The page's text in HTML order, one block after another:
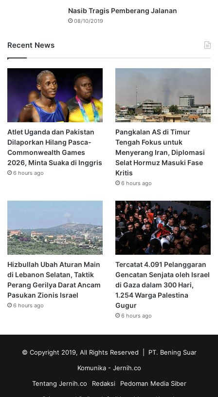
Nasib Tragis Pemberang Jalanan
08/10/2019
Recent News
Atlet Uganda dan Pakistan
Dilaporkan Hilang Pasca-
Commonwealth Games
2026, Minta Suaka di Inggris
6 hours ago
Pangkalan AS di Timur
Tengah Fokus untuk
Menyerang Iran, Diplomasi
Selat Hormuz Masuki Fase
Kritis
6 hours ago
Hizbullah Ubah Aturan Main
di Lebanon Selatan, Taktik
Perang Gerilya Darat Ancam
Pasukan Zionis Israel
6 hours ago
Tercatat 4.091 Pelanggaran
Gencatan Senjata oleh Israel
di Gaza dalam 300 Hari,
1.254 Warga Palestina
Gugur
6 hours ago
© Copyright 2019, All Rights Reserved | PT. Bening Suar
Komunika - Jernih.co
Tentang Jernih.co
Redaksi
Pedoman Media Siber